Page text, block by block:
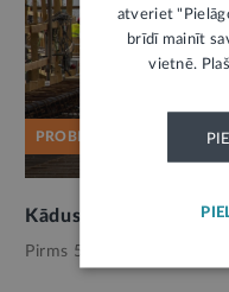
PROBLĒMA
Kādus pārkāpumus
Pirms 5 mēnešiem,
atveriet
brīdī mainīt
vietnē.